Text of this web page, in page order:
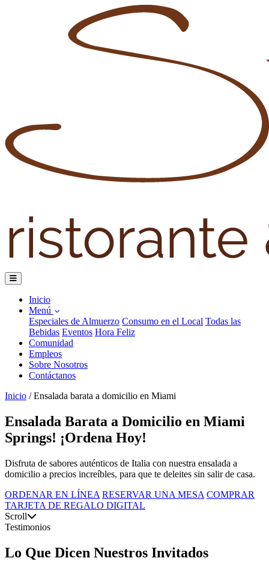
Inicio
Menú
Especiales de Almuerzo Consumo en el Local Todas las
Bebidas Eventos Hora Feliz
Comunidad
Empleos
Sobre Nosotros
Contáctanos
Inicio / Ensalada barata a domicilio en Miami
Ensalada Barata a Domicilio en Miami
Springs! ¡Ordena Hoy!
Disfruta de sabores auténticos de Italia con nuestra ensalada a
domicilio a precios increíbles, para que te deleites sin salir de casa.
ORDENAR EN LÍNEA RESERVAR UNA MESA COMPRAR
TARJETA DE REGALO DIGITAL
Scroll
Testimonios
Lo Que Dicen Nuestros Invitados